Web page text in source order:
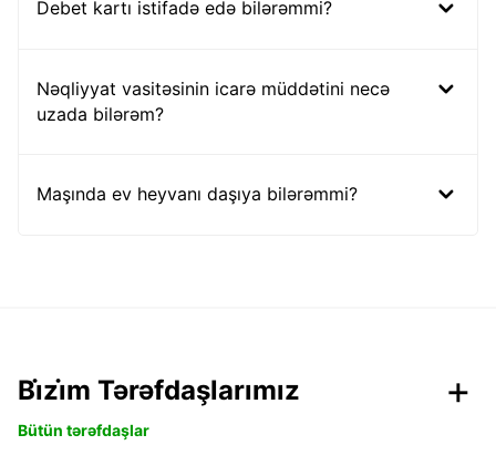
Debet kartı istifadə edə bilərəmmi?
Nəqliyyat vasitəsinin icarə müddətini necə
uzada bilərəm?
Maşında ev heyvanı daşıya bilərəmmi?
Bi̇zi̇m Tərəfdaşlarımız
Bütün tərəfdaşlar